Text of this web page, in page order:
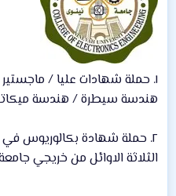
١. حملة شهادات عليا /
هندسة سيطرة / هندسة
٢. حملة شهادة بكالوريوس
الثلاثة الاوائل من خريجي